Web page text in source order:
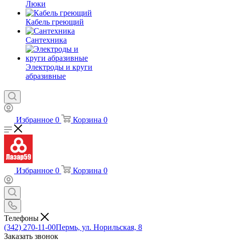
Люки
Кабель греющий
Сантехника
Электроды и круги
абразивные
Избранное 0 Корзина 0
Избранное 0 Корзина 0
Телефоны
(342) 270-11-00Пермь, ул. Норильская, 8
Заказать звонок